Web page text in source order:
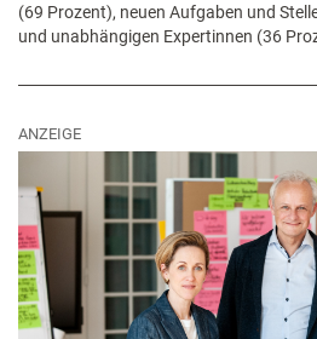
(69 Prozent), neuen Aufgaben und
und unabhängigen Expertinnen (36
ANZEIGE